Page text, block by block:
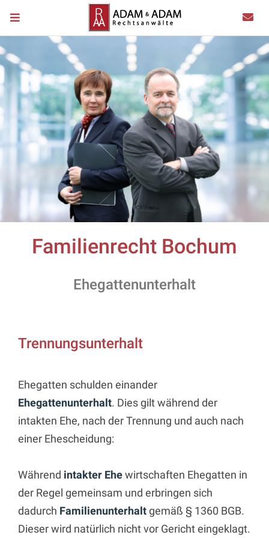
Familienrecht Bochum
Ehegattenunterhalt
Trennungsunterhalt
Ehegatten schulden einander
Ehegattenunterhalt. Dies gilt während der
intakten Ehe, nach der Trennung und auch nach
einer Ehescheidung:
Während intakter Ehewirtschaften Ehegatten in
der Regel gemeinsam und erbringen sich
dadurch Familienunterhaltgemäß § 1360 BGB.
Dieser wird natürlich nicht vor Gericht eingeklagt.